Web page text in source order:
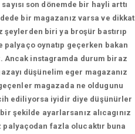
son dönemde bir hayli arttı
bir magazanız varsa ve dikkat
şeylerden biri ya broşür bastırıp
palyaço oynatıp geçerken bakan
instagramda durum biraz
düşünelim eger magazanız
magazada ne oldugunu
ediliyorsa iyidir diye düşünürler
şekilde ayarlarsanız alıcagınız
palyaçodan fazla olucaktır buna